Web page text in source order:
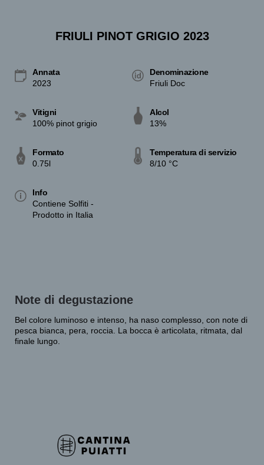
FRIULI PINOT GRIGIO 2023
Annata
2023
Denominazione
Friuli Doc
Vitigni
100% pinot grigio
Alcol
13%
Formato
0.75l
Temperatura di servizio
8/10 °C
Info
Contiene Solfiti -
Prodotto in Italia
Note di degustazione
Bel colore luminoso e intenso, ha naso complesso, con note di
pesca bianca, pera, roccia. La bocca è articolata, ritmata, dal
finale lungo.